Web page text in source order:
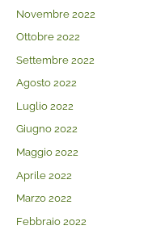
Novembre 2022
Ottobre 2022
Settembre 2022
Agosto 2022
Luglio 2022
Giugno 2022
Maggio 2022
Aprile 2022
Marzo 2022
Febbraio 2022